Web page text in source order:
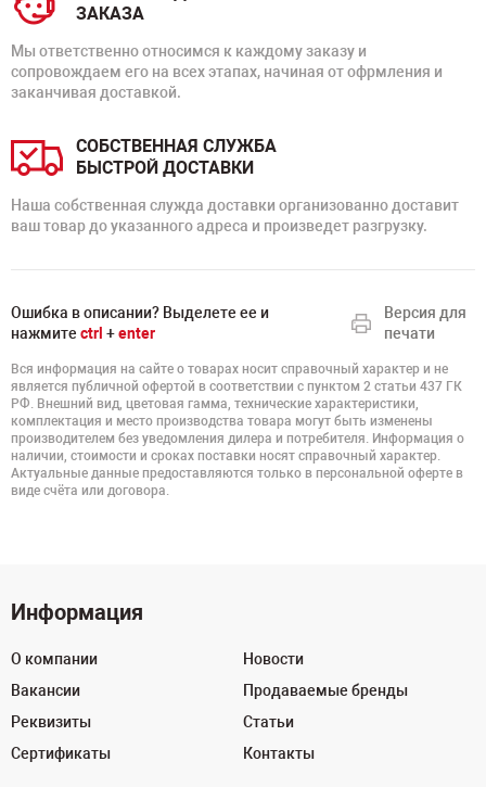
ЗАКАЗА
Мы ответственно относимся к каждому заказу и
сопровождаем его на всех этапах, начиная от офрмления и
заканчивая доставкой.
СОБСТВЕННАЯ СЛУЖБА
БЫСТРОЙ ДОСТАВКИ
Наша собственная служда доставки организованно доставит
ваш товар до указанного адреса и произведет разгрузку.
Ошибка в описании? Выделете ее и
нажмите ctrl +enter
Версия для
печати
Вся информация на сайте о товарах носит справочный характер и не
является публичной офертой в соответствии с пунктом 2 статьи 437 ГК
РФ. Внешний вид, цветовая гамма, технические характеристики,
комплектация и место производства товара могут быть изменены
производителем без уведомления дилера и потребителя. Информация о
наличии, стоимости и сроках поставки носят справочный характер.
Актуальные данные предоставляются только в персональной оферте в
виде счёта или договора.
Информация
О компании
Вакансии
Реквизиты
Сертификаты
Новости
Продаваемые бренды
Статьи
Контакты